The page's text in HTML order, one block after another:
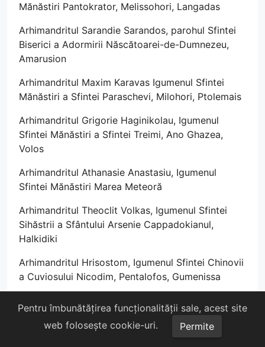
Mănăstiri Pantokrator, Melissohori, Langadas
Arhimandritul Sarandie Sarandos, parohul Sfintei
Biserici a Adormirii Născătoarei-de-Dumnezeu,
Amarusion
Arhimandritul Maxim Karavas Igumenul Sfintei
Mănăstiri a Sfintei Paraschevi, Milohori, Ptolemais
Arhimandritul Grigorie Haginikolau, Igumenul
Sfintei Mănăstiri a Sfintei Treimi, Ano Ghazea,
Volos
Arhimandritul Athanasie Anastasiu, Igumenul
Sfintei Mănăstiri Marea Meteoră
Arhimandritul Theoclit Volkas, Igumenul Sfintei
Sihăstrii a Sfântului Arsenie Cappadokianul,
Halkidiki
Arhimandritul Hrisostom, Igumenul Sfintei Chinovii
a Cuviosului Nicodim, Pentalofos, Gumenissa
Mănăstirii Panaghia Molivdoskepasti, Konița
Arhimandritul Palama Kirillides, Igumenul Sfintei
Pentru îmbunătățirea funcționalității sale, acest site
web folosește cookie-uri.
Permite